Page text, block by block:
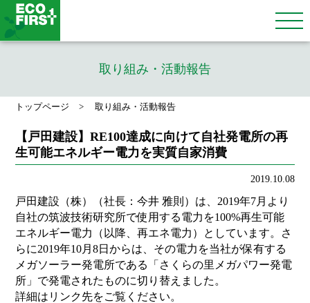
取り組み・活動報告
トップページ 取り組み・活動報告
【戸田建設】RE100達成に向けて自社発電所の再
生可能エネルギー電力を実質自家消費
2019.10.08
戸田建設（株）（社長：今井 雅則）は、2019年7月より
自社の筑波技術研究所で使用する電力を100%再生可能
エネルギー電力（以降、再エネ電力）としています。さ
らに2019年10月8日からは、その電力を当社が保有する
メガソーラー発電所である「さくらの里メガパワー発電
所」で発電されたものに切り替えました。
詳細はリンク先をご覧ください。